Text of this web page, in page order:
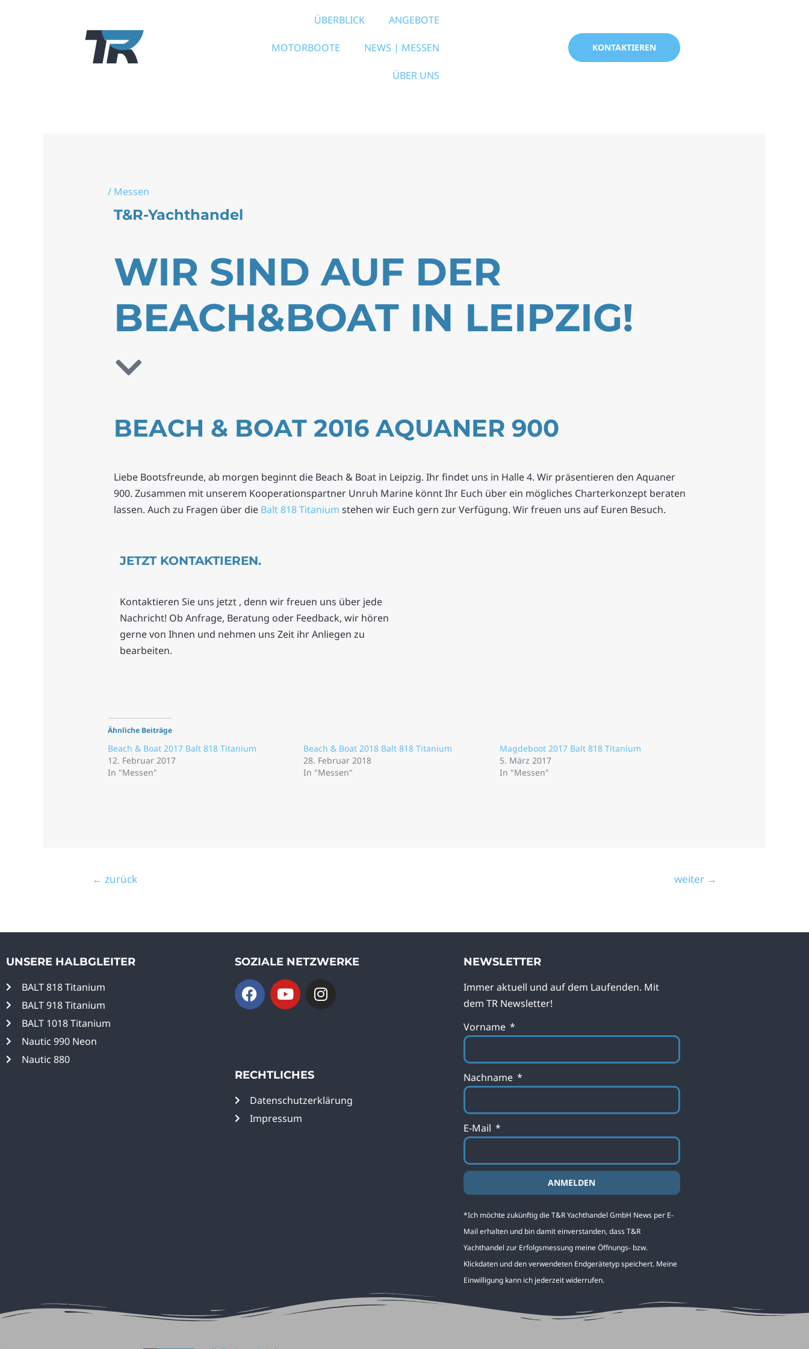
ÜBERBLICK ANGEBOTE
MOTORBOOTE NEWS | MESSEN
ÜBER UNS
KONTAKTIEREN
/ Messen
T&R-Yachthandel
WIR SIND AUF DER
BEACH&BOAT IN LEIPZIG!
BEACH & BOAT 2016 AQUANER 900
Liebe Bootsfreunde, ab morgen beginnt die Beach & Boat in Leipzig. Ihr findet uns in Halle 4. Wir präsentieren den Aquaner
900. Zusammen mit unserem Kooperationspartner Unruh Marine könnt Ihr Euch über ein mögliches Charterkonzept beraten
lassen. Auch zu Fragen über die Balt 818 Titanium stehen wir Euch gern zur Verfügung. Wir freuen uns auf Euren Besuch.
JETZT KONTAKTIEREN.
Kontaktieren Sie uns jetzt , denn wir freuen uns über jede
Nachricht! Ob Anfrage, Beratung oder Feedback, wir hören
gerne von Ihnen und nehmen uns Zeit ihr Anliegen zu
bearbeiten.
Ähnliche Beiträge
Beach & Boat 2017 Balt 818 Titanium
12. Februar 2017
In "Messen"
Beach & Boat 2018 Balt 818 Titanium
28. Februar 2018
In "Messen"
Magdeboot 2017 Balt 818 Titanium
5. März 2017
In "Messen"
← zurück weiter →
UNSERE HALBGLEITER
BALT 818 Titanium
BALT 918 Titanium
BALT 1018 Titanium
Nautic 990 Neon
Nautic 880
SOZIALE NETZWERKE
RECHTLICHES
Datenschutzerklärung
Impressum
NEWSLETTER
Immer aktuell und auf dem Laufenden. Mit
dem TR Newsletter!
Vorname
Nachname
E-Mail
ANMELDEN
*Ich möchte zukünftig die T&R Yachthandel GmbH News per E-
Mail erhalten und bin damit einverstanden, dass T&R
Yachthandel zur Erfolgsmessung meine Öffnungs- bzw.
Klickdaten und den verwendeten Endgerätetyp speichert. Meine
Einwilligung kann ich jederzeit widerrufen.